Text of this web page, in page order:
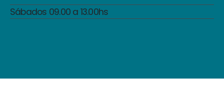
Sábados 09.00 a 13.00hs